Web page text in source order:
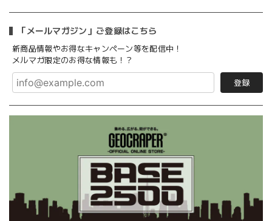
「メールマガジン」ご登録はこちら
新商品情報やお得なキャンペーン等を配信中！
メルマガ限定のお得な情報も！？
登録